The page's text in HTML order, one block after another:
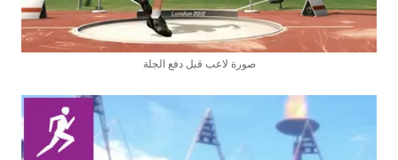
صورة لاعب قبل دفع الجلة